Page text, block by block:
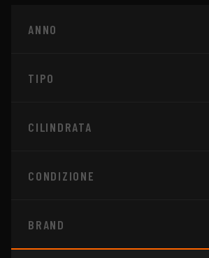
ANNO
TIPO
CILINDRATA
CONDIZIONE
BRAND